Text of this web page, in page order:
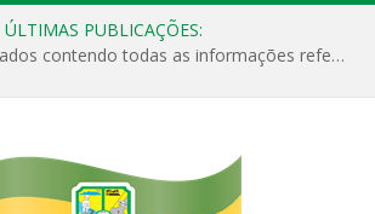
ÚLTIMAS PUBLICAÇÕES:
Relatórios Detalhados contendo todas as informações referentes a execução de recursos destinados ao fomento de projetos culturais no Município de Jacundá entre os anos de 2022 ao presente ano de 2026.